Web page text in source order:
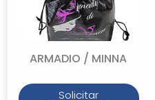
ARMADIO / MINNA
Solicitar